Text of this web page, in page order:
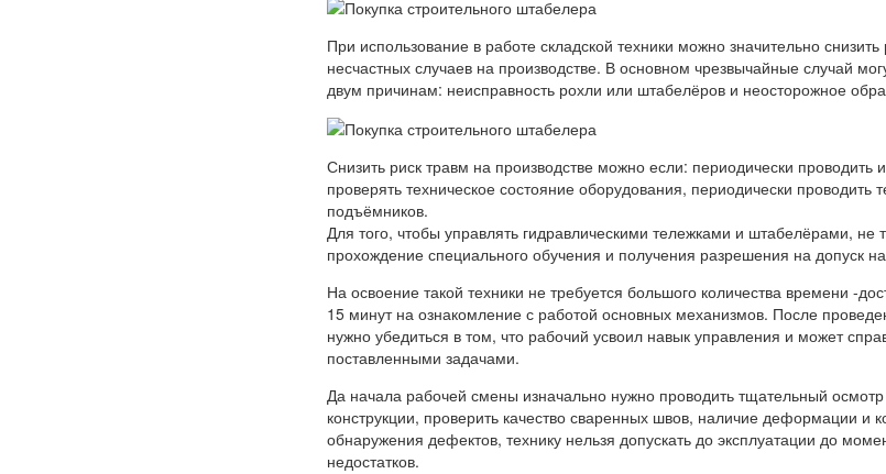
При использование в работе складской техники можно значительно снизить
несчастных случаев на производстве. В основном чрезвычайные случай
двум причинам: неисправность рохли или штабелёров и неосторожное
Снизить риск травм на производстве можно если: периодически проводить
проверять техническое состояние оборудования, периодически проводить
подъёмников.
Для того, чтобы управлять гидравлическими тележками и штабелёрами, не
прохождение специального обучения и получения разрешения на допуск
На освоение такой техники не требуется большого количества времени -
15 минут на ознакомление с работой основных механизмов. После
нужно убедиться в том, что рабочий усвоил навык управления и может
поставленными задачами.
Да начала рабочей смены изначально нужно проводить тщательный
конструкции, проверить качество сваренных швов, наличие деформации и
обнаружения дефектов, технику нельзя допускать до эксплуатации до
недостатков.